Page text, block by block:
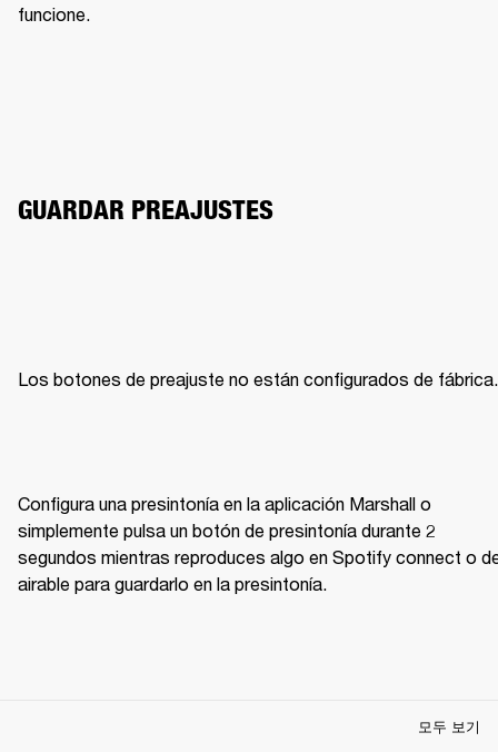
funcione.
GUARDAR PREAJUSTES
Los botones de preajuste no están configurados de
Configura una presintonía en la aplicación Marshall o
simplemente pulsa un botón de presintonía durante 2
segundos mientras reproduces algo en Spotify connect o
airable para guardarlo en la presintonía.
모두 보기